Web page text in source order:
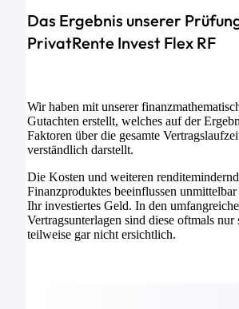
Das Ergebnis unserer
PrivatRente Invest Flex RF
Wir haben mit unserer
Gutachten erstellt, welches auf der
Faktoren über die gesamte
verständlich darstellt.
Die Kosten und weiteren
Finanzproduktes beeinflussen
Ihr investiertes Geld. In den
Vertragsunterlagen sind diese oftmals nur
teilweise gar nicht ersichtlich.